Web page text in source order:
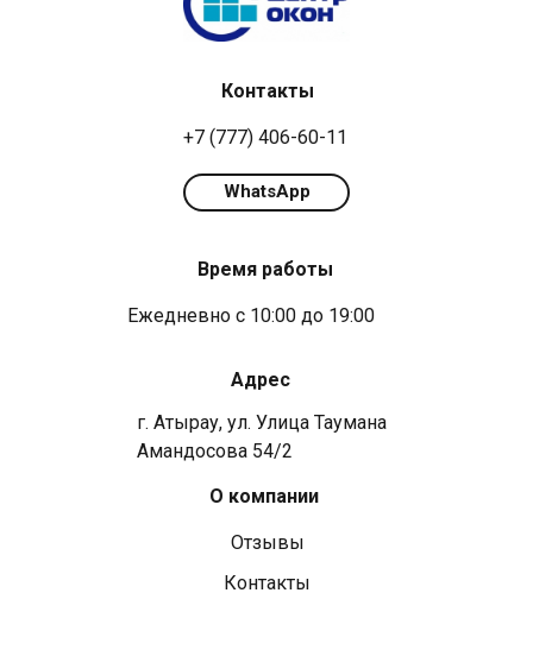
+7 (777) 406-60-11
Ежедневно с 10:00 до 19:00
Отзывы
Контакты
г. Атырау, ул. ​​Улица Таумана
Амандосова 54/2
О компании
Адрес
Время работы
Контакты
WhatsApp